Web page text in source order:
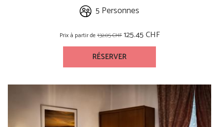
5 Personnes
Prix à partir de132.05 CHF125.45 CHF
RÉSERVER